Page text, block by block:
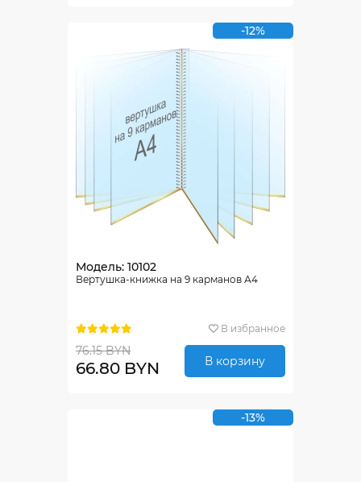
-12%
Модель: 10102
Вертушка-книжка на 9 карманов А4
В избранное
76.15 BYN
66.80 BYN В корзину
-13%